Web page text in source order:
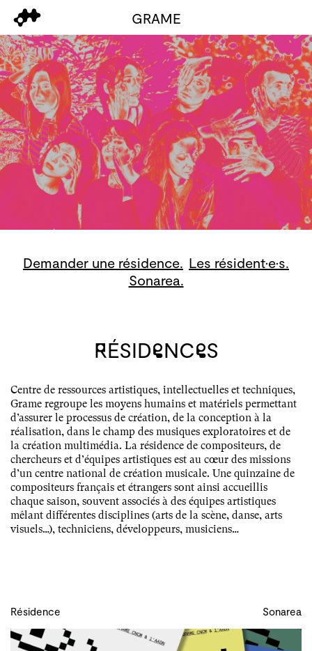
GRAME
Demander une résidence. Les résident·e·s.
Sonarea.
RéSIDENCES
Centre de ressources artistiques, intellectuelles et techniques,
Grame regroupe les moyens humains et matériels permettant
d’assurer le processus de création, de la conception à la
réalisation, dans le champ des musiques exploratoires et de
la création multimédia. La résidence de compositeurs, de
chercheurs et d’équipes artistiques est au cœur des missions
d’un centre national de création musicale. Une quinzaine de
compositeurs français et étrangers sont ainsi accueillis
chaque saison, souvent associés à des équipes artistiques
mêlant différentes disciplines (arts de la scène, danse, arts
visuels…), techniciens, développeurs, musiciens…
Résidence Sonarea